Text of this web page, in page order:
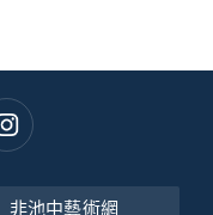
非池中藝術網